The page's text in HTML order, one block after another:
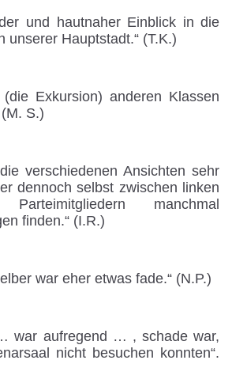
und hautnaher Einblick in die
unserer Hauptstadt.“ (T.K.)
Exkursion) anderen Klassen
S.)
verschiedenen Ansichten sehr
dennoch selbst zwischen linken
manchmal
finden.“ (I.R.)
war eher etwas fade.“ (N.P.)
war aufregend … , schade war,
nicht besuchen konnten“.